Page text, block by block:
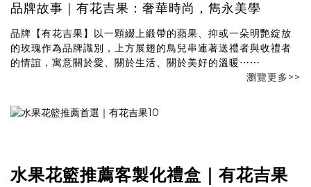
品牌故事｜有花吉果：奢華時尚，雋永美學
品牌【有花吉果】以一顆綴上緞帶的蘋果、抑或一朵明艷綻放
的玫瑰作為品牌識別，上方展翅的鳥兒串連著送禮者與收禮者
的情誼，寓意關於愛、關於生活、關於美好的溫暖⋯⋯
瀏覽更多>>
水果花籃推薦客製化禮盒｜有花吉果